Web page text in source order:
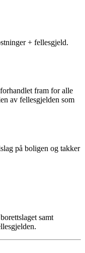
+ fellesgjeld.
fram for alle
av fellesgjelden som
på boligen og takker
samt